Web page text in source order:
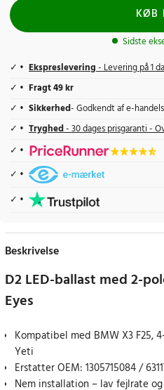
KØB
Sidste
Ekspreslevering- Levering på 1
Fragt 49 kr
Sikkerhed- Godkendt af e-
Tryghed- 30 dages prisgaranti -
Beskrivelse
D2 LED-ballast med 2-
Eyes
Kompatibel med BMW X3 F25,
Yeti
Erstatter OEM: 1305715084 /
Nem installation – lav fejlrate